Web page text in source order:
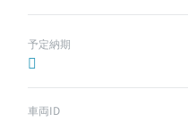
予定納期
車両ID